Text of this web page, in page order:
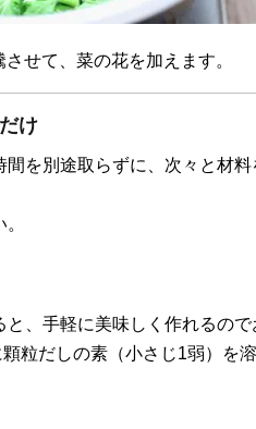
せて、菜の花を加えます。
け
を別途取らずに、次々と材
と、手軽に美味しく作れるの
粒だしの素（小さじ1弱）を